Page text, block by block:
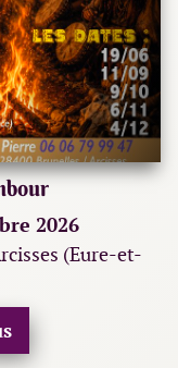
2026
(Eure-et-